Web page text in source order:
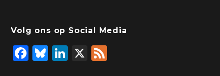
Volg ons op Social Media
F
Bl
Li X